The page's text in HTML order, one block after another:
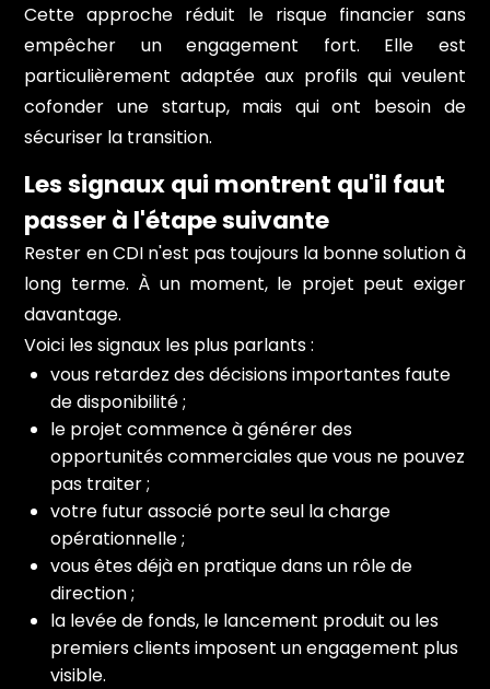
Cette approche réduit le risque financier sans
empêcher un engagement fort. Elle est
particulièrement adaptée aux profils qui veulent
cofonder une startup, mais qui ont besoin de
sécuriser la transition.
Les signaux qui montrent qu'il faut
passer à l'étape suivante
Rester en CDI n'est pas toujours la bonne solution à
long terme. À un moment, le projet peut exiger
davantage.
Voici les signaux les plus parlants :
vous retardez des décisions importantes faute
de disponibilité ;
le projet commence à générer des
opportunités commerciales que vous ne pouvez
pas traiter ;
votre futur associé porte seul la charge
opérationnelle ;
vous êtes déjà en pratique dans un rôle de
direction ;
la levée de fonds, le lancement produit ou les
premiers clients imposent un engagement plus
visible.